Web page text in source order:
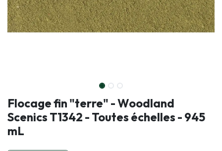
Flocage fin "terre" - Woodland
Scenics T1342 - Toutes échelles - 945
mL